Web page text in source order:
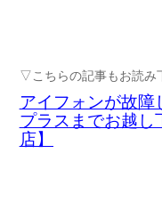
▽こちらの記事もお読
アイフォンが故障
プラスまでお越し
店】